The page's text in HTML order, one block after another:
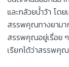
และกล้วยน้ำว้า โด
สรรพคุณทางยามา
สรรพคุณอยู่เรื่อย ๆ
เรียกได้ว่าสรรพคุ